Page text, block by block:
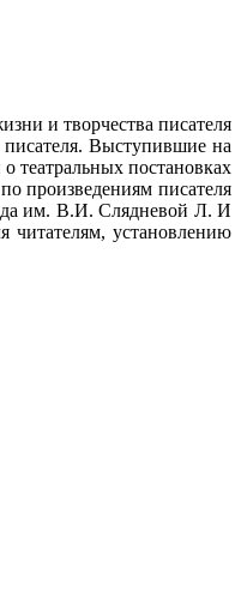
и творчества писателя
писателя. Выступившие на
театральных постановках
произведениям писателя
им. В.И. Слядневой Л. И
установлению